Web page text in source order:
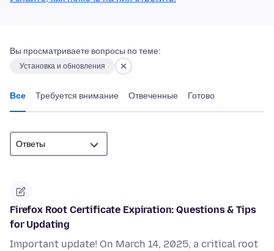
Вы просматриваете вопросы по теме:
Установка и обновления
Все Требуется внимание Отвеченные Готово
Firefox Root Certificate Expiration: Questions & Tips
for Updating
Important update! On March 14, 2025, a critical root